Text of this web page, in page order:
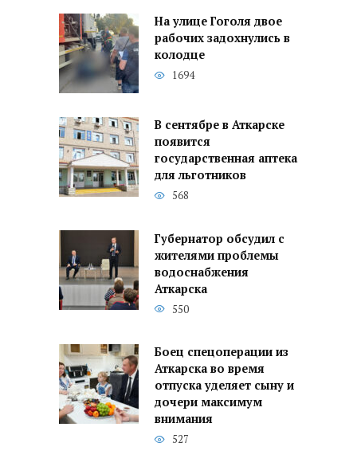
На улице Гоголя двое
рабочих задохнулись в
колодце
1694
В сентябре в Аткарске
появится
государственная аптека
для льготников
568
Губернатор обсудил с
жителями проблемы
водоснабжения
Аткарска
550
Боец спецоперации из
Аткарска во время
отпуска уделяет сыну и
дочери максимум
внимания
527